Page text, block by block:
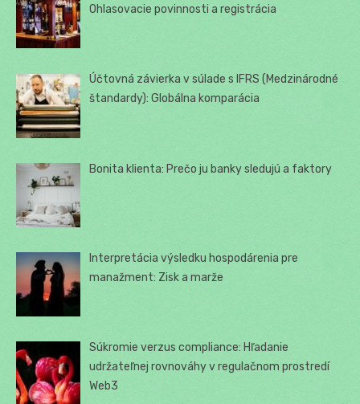
Ohlasovacie povinnosti a registrácia
Účtovná závierka v súlade s IFRS (Medzinárodné
štandardy): Globálna komparácia
Bonita klienta: Prečo ju banky sledujú a faktory
Interpretácia výsledku hospodárenia pre
manažment: Zisk a marže
Súkromie verzus compliance: Hľadanie
udržateľnej rovnováhy v regulačnom prostredí
Web3